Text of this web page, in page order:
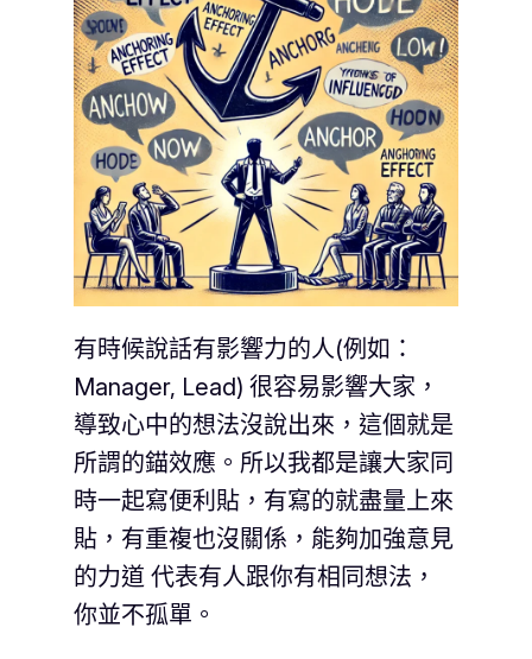
有時候說話有影響力的人(例如：
Manager, Lead) 很容易影響大家，
導致心中的想法沒說出來，這個就是
所謂的錨效應。所以我都是讓大家同
時一起寫便利貼，有寫的就盡量上來
貼，有重複也沒關係，能夠加強意見
的力道 代表有人跟你有相同想法，
你並不孤單。